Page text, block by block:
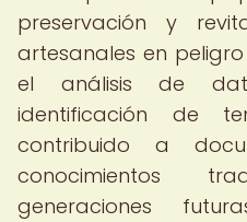
preservación y
artesanales en
el análisis de
identificación de
contribuido a
conocimientos
generaciones